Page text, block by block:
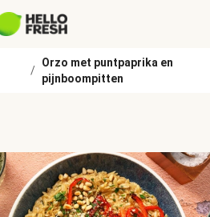
/
Orzo met puntpaprika en
pijnboompitten